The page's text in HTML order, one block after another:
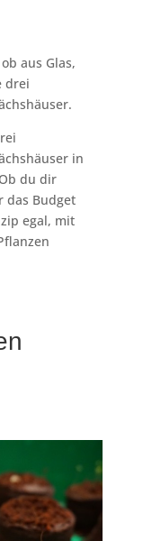
aus Glas,
drei
in
du dir
das Budget
egal, mit